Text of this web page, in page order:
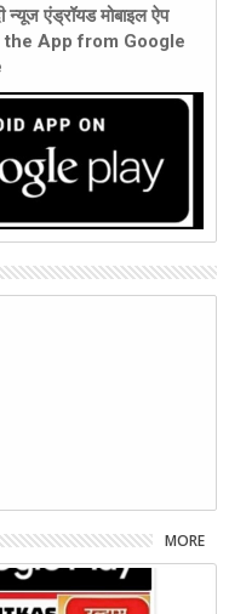
न्यूज एंड्रॉयड मोबाइल ऐप
App from Google
MORE